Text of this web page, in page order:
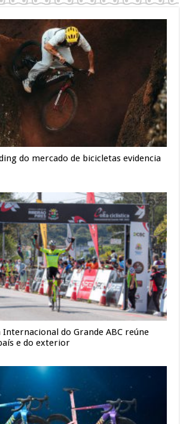
do mercado de bicicletas evidencia
Internacional do Grande ABC reúne
e do exterior